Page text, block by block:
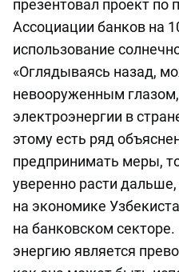
презентовал проект по
Ассоциации банков на
использование
«Оглядываясь назад,
невооруженным
электроэнергии в
этому есть ряд
предпринимать меры,
уверенно расти
на экономике
на банковском
энергию является